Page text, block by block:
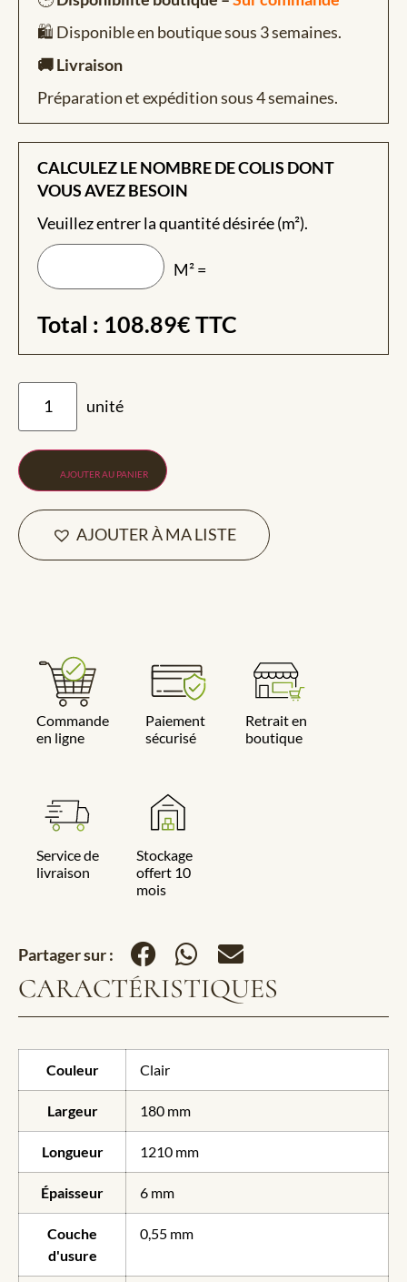
CARACTÉRISTIQUES
Couleur Clair
Largeur 180 mm
Longueur 1210 mm
Épaisseur 6 mm
Couche
d'usure
0,55 mm
🛍️ Disponible en boutique sous 3 semaines.
🚚 Livraison
Préparation et expédition sous 4 semaines.
CALCULEZ LE NOMBRE DE COLIS DONT
VOUS AVEZ BESOIN
Veuillez entrer la quantité désirée (m²).
M² =
Total : 108.89€ TTC
AJOUTER AU PANIER
AJOUTER À MA LISTE
Commande
en ligne
Paiement
sécurisé
Retrait en
boutique
Service de
livraison
Stockage
offert 10
mois
Partager sur :